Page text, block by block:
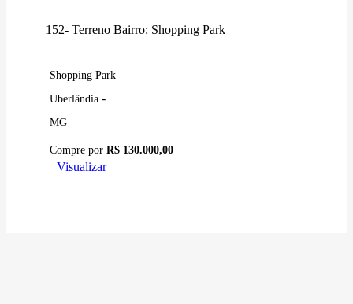
152- Terreno Bairro: Shopping Park
Shopping Park
Uberlândia -
MG
Compre por R$ 130.000,00
Visualizar